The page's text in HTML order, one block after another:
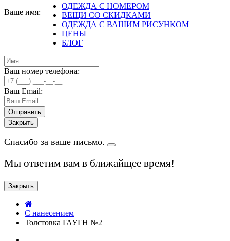
ОДЕЖДА С НОМЕРОМ
ВЕЩИ СО СКИДКАМИ
ОДЕЖДА С ВАШИМ РИСУНКОМ
ЦЕНЫ
БЛОГ
Ваше имя:
Ваш номер телефона:
Ваш Email:
Закрыть
Спасибо за ваше письмо.
Мы ответим вам в ближайщее время!
Закрыть
C нанесением
Толстовка ГАУГН №2